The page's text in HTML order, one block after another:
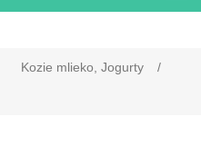
Kozie mlieko, Jogurty
/